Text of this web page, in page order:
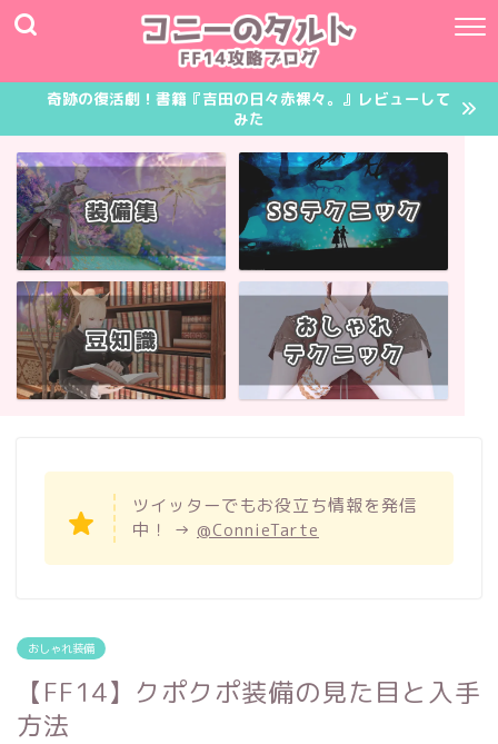
奇跡の復活劇！書籍『吉田の日々赤裸々。』レビューして
みた
ツイッターでもお役立ち情報を発信
中！ → @ConnieTarte
おしゃれ装備
【FF14】クポクポ装備の見た目と入手
方法